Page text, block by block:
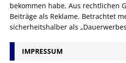
bekommen habe. Aus rechtlichen
Beiträge als Reklame. Betrachtet
sicherheitshalber als
IMPRESSUM